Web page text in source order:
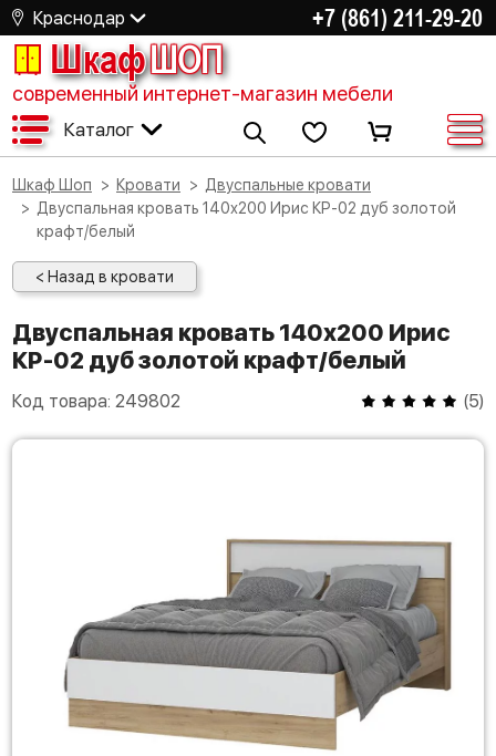
Краснодар +7 (861) 211-29-20
ШкафШОП
современный интернет-магазин мебели
Каталог
Шкаф Шоп Кровати
Двуспальные кровати
Двуспальная кровать 140х200 Ирис КР-02 дуб золотой
крафт/белый
< Назад в кровати
Двуспальная кровать 140х200 Ирис
КР-02 дуб золотой крафт/белый
Код товара: 249802 (5)